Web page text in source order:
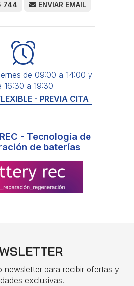
744 ENVIAR EMAIL
de 09:00 a 14:00 y
16:30 a 19:30
- PREVIA CITA
- Tecnología de
de baterías
newsletter para recibir ofertas y
exclusivas.